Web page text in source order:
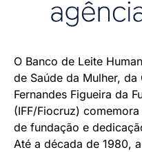
O Banco de Leite
de Saúde da Mulher,
Fernandes Figueira da
(IFF/Fiocruz)
de fundação e
Até a década de 1980,